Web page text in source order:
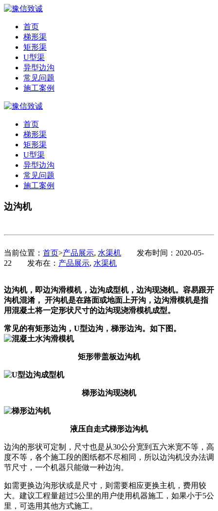
首页
梯形渠
矩形渠
U型渠
异型边沟
常见问题
施工案例
首页
梯形渠
矩形渠
U型渠
异型边沟
常见问题
施工案例
边沟机
当前位置： 首页>产品展示, 水渠机
发布时间：2020-05-
22
发布在： 产品展示, 水渠机
边沟机，即边沟滑模机，边沟成型机，边沟现浇机。容易跟开
沟机混淆， 开沟机是在路面或地面上开沟，边沟滑模机是指
用混凝土将一定形状尺寸的边沟现浇滑模机成型。
常见的有矩形边沟，U型边沟，梯形边沟。如下图。
矩形带盖板边沟机
梯形边沟现浇机
液压自走式梯形边沟机
边沟的形状可定制，尺寸也是从30公分宽到五六米宽不等，高
度不等，各个施工段的图纸都不尽相同，所以边沟机没办法调
节尺寸，一个机器只能做一种边沟。
如需更换边沟形状或是尺寸，则需要相应更换主机，费用较
大。建议工程量超过5公里的用户使用机器施工，如果小于5公
里，可选用其他方式施工。